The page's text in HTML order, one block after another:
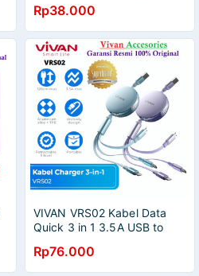
Rp38.000
VIVAN VRS02 Kabel Data
Quick 3 in 1 3.5A USB to
VRS01 66W
Rp76.000